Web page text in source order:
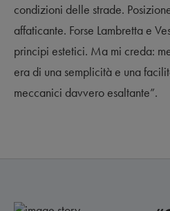
condizioni delle strade.
affaticante. Forse Lambretta e
principi estetici. Ma mi creda:
era di una semplicità e una
meccanici davvero esaltante”.